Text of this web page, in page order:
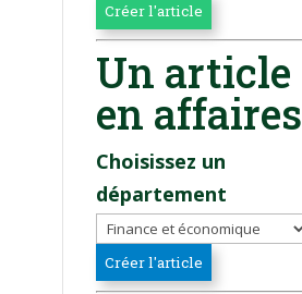
Un article
en affaires
Choisissez un
département